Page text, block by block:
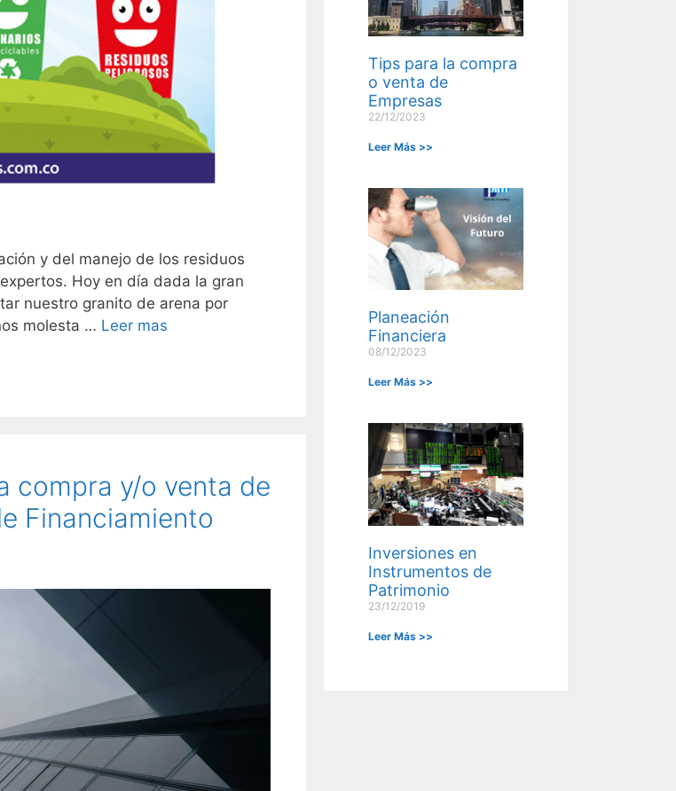
y del manejo de los residuos
Hoy en día dada la gran
nuestro granito de arena por
molesta … Leer mas
compra y/o venta de
Financiamiento
Tips para la compra
o venta de
Empresas
22/12/2023
Leer Más >>
Planeación
Financiera
08/12/2023
Leer Más >>
Inversiones en
Instrumentos de
Patrimonio
23/12/2019
Leer Más >>